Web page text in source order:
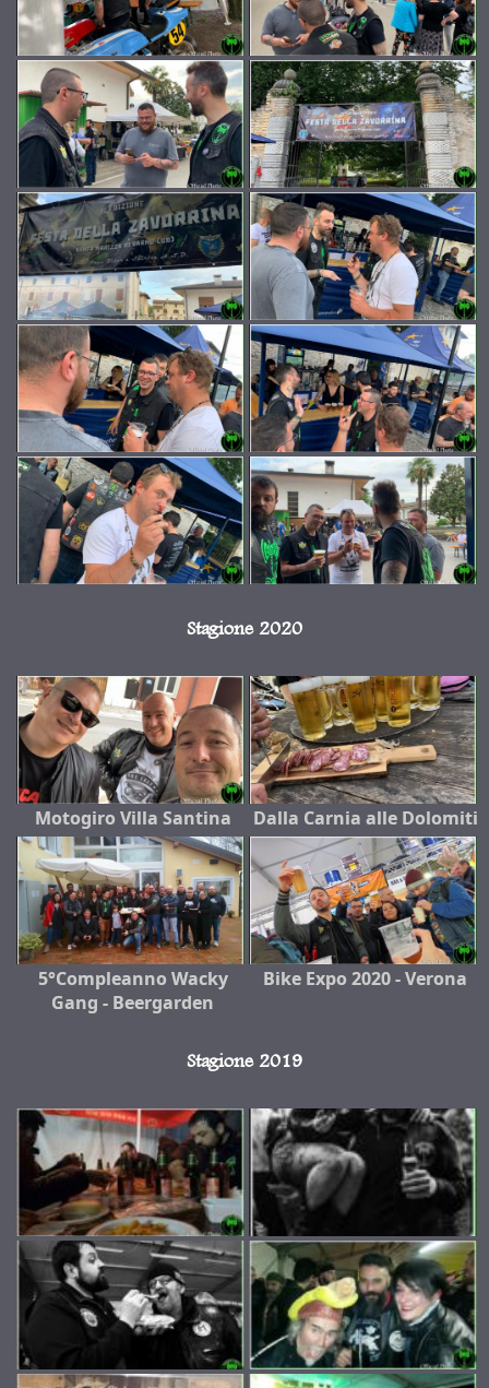
Stagione 2020
Motogiro Villa Santina Dalla Carnia alle Dolomiti
5°Compleanno Wacky
Gang - Beergarden
Bike Expo 2020 - Verona
Stagione 2019